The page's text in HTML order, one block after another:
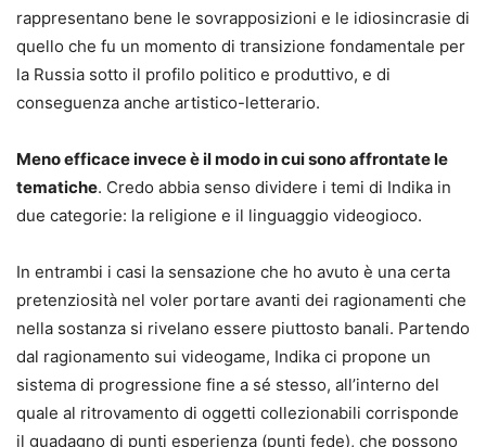
rappresentano bene le sovrapposizioni e le idiosincrasie di
quello che fu un momento di transizione fondamentale per
la Russia sotto il profilo politico e produttivo, e di
conseguenza anche artistico-letterario.
Meno efficace invece è il modo in cui sono affrontate le
tematiche. Credo abbia senso dividere i temi di Indika in
due categorie: la religione e il linguaggio videogioco.
In entrambi i casi la sensazione che ho avuto è una certa
pretenziosità nel voler portare avanti dei ragionamenti che
nella sostanza si rivelano essere piuttosto banali. Partendo
dal ragionamento sui videogame, Indika ci propone un
sistema di progressione fine a sé stesso, all’interno del
quale al ritrovamento di oggetti collezionabili corrisponde
il guadagno di punti esperienza (punti fede), che possono